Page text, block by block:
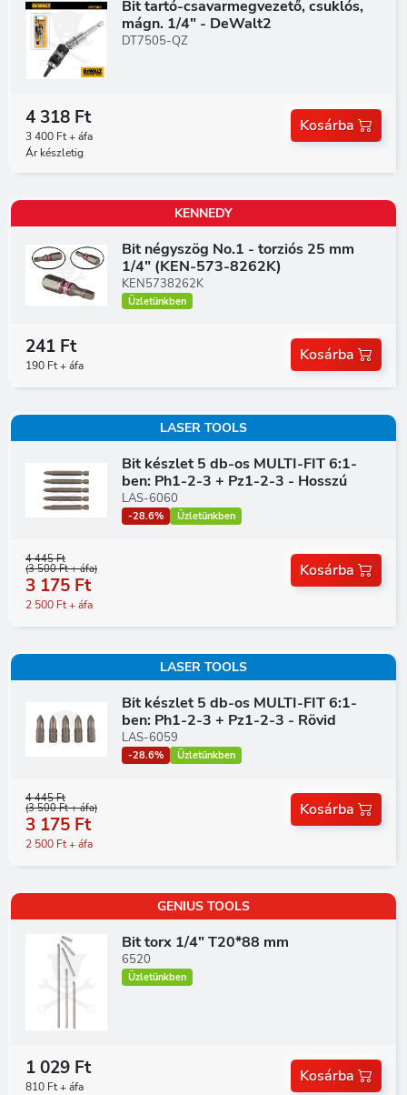
Bit tartó-csavarmegvezető, csuklós,
mágn. 1/4" - DeWalt2
DT7505-QZ
4 318 Ft
3 400 Ft + áfa
Ár készletig
Kosárba
KENNEDY
Bit négyszög No.1 - torziós 25 mm
1/4" (KEN-573-8262K)
KEN5738262K
Üzletünkben
241 Ft
190 Ft + áfa
Kosárba
LASER TOOLS
Bit készlet 5 db-os MULTI-FIT 6:1-
ben: Ph1-2-3 + Pz1-2-3 - Hosszú
LAS-6060
-28.6% Üzletünkben
4 445 Ft
(3 500 Ft + áfa)
3 175 Ft
2 500 Ft + áfa
Kosárba
LASER TOOLS
Bit készlet 5 db-os MULTI-FIT 6:1-
ben: Ph1-2-3 + Pz1-2-3 - Rövid
LAS-6059
-28.6% Üzletünkben
4 445 Ft
(3 500 Ft + áfa)
3 175 Ft
2 500 Ft + áfa
Kosárba
GENIUS TOOLS
Bit torx 1/4" T20*88 mm
6520
Üzletünkben
1 029 Ft
810 Ft + áfa
Kosárba